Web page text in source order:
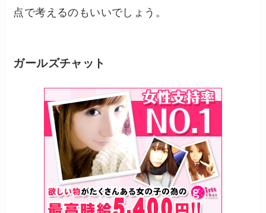
点で考えるのもいいでしょう。
ガールズチャット